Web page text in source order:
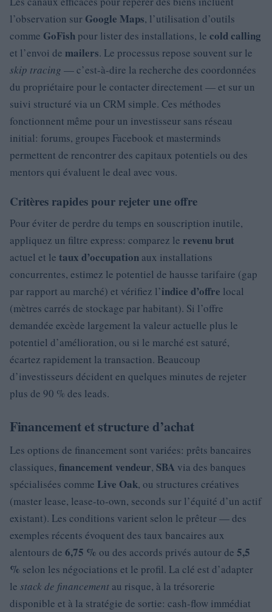
l’observation sur Google Maps, l’utilisation d’outils
comme GoFish pour lister des installations, le cold calling
et l’envoi de mailers. Le processus repose souvent sur le
skip tracing — c’est-à-dire la recherche des coordonnées
du propriétaire pour le contacter directement — et sur un
suivi structuré via un CRM simple. Ces méthodes
fonctionnent même pour un investisseur sans réseau
initial: forums, groupes Facebook et masterminds
permettent de rencontrer des capitaux potentiels ou des
mentors qui évaluent le deal avec vous.
Critères rapides pour rejeter une offre
Pour éviter de perdre du temps en souscription inutile,
appliquez un filtre express: comparez le revenu brut
actuel et le taux d’occupation aux installations
concurrentes, estimez le potentiel de hausse tarifaire (gap
par rapport au marché) et vérifiez l’indice d’offre local
(mètres carrés de stockage par habitant). Si l’offre
demandée excède largement la valeur actuelle plus le
potentiel d’amélioration, ou si le marché est saturé,
écartez rapidement la transaction. Beaucoup
d’investisseurs décident en quelques minutes de rejeter
plus de 90 % des leads.
Financement et structure d’achat
Les options de financement sont variées: prêts bancaires
classiques, financement vendeur, SBA via des banques
spécialisées comme Live Oak, ou structures créatives
(master lease, lease-to-own, seconds sur l’équité d’un actif
existant). Les conditions varient selon le prêteur — des
exemples récents évoquent des taux bancaires aux
alentours de 6,75 % ou des accords privés autour de 5,5
% selon les négociations et le profil. La clé est d’adapter
le stack de financement au risque, à la trésorerie
disponible et à la stratégie de sortie: cash-flow immédiat